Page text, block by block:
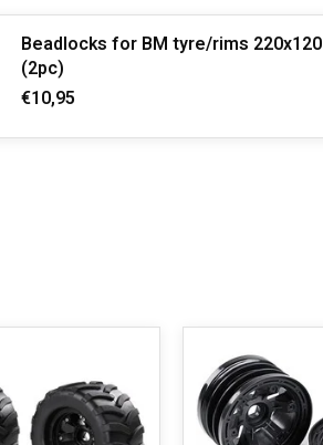
Beadlocks for BM tyre/rims 220x120
(2pc)
€10,95